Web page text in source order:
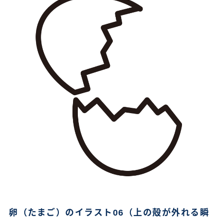
卵（たまご）のイラスト06（上の殻が外れる瞬